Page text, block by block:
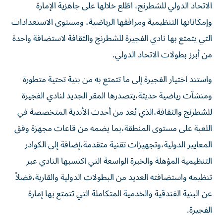
الاتحاد الدولي للشطرنج، اطّلع خلالها على جاهزية الإمارة
وإمكاناتها التنظيمية ومرافقها الرياضية، ومستوى الاستعدادات
التي يتمتع بها نادي الفجيرة للشطرنج والثقافة لاستضافة واحدة
من أبرز بطولات الاتحاد الدولي.
واستند اختيار الفجيرة إلى ما تتمتع به من بنية تحتية متطورة
ومنشآت رياضية حديثة،يتصدرها المقر الجديد لنادي الفجيرة
للشطرنج والثقافة،الذي يُعد من أحدث الأندية المتخصصة في
اللعبة على مستوى المنطقة،بما يضمه من قاعات مجهزة وفق
المعايير الدولية،وتجهيزات تقنية متقدمة،إضافة إلى الكوادر
التنظيمية المؤهلة والخبرة الواسعة التي اكتسبها النادي عبر
تنظيمه واستضافته العديد من البطولات الدولية والقارية،فضلاً
عن البنية الفندقية والخدمية المتكاملة التي تتمتع بها إمارة
الفجيرة.